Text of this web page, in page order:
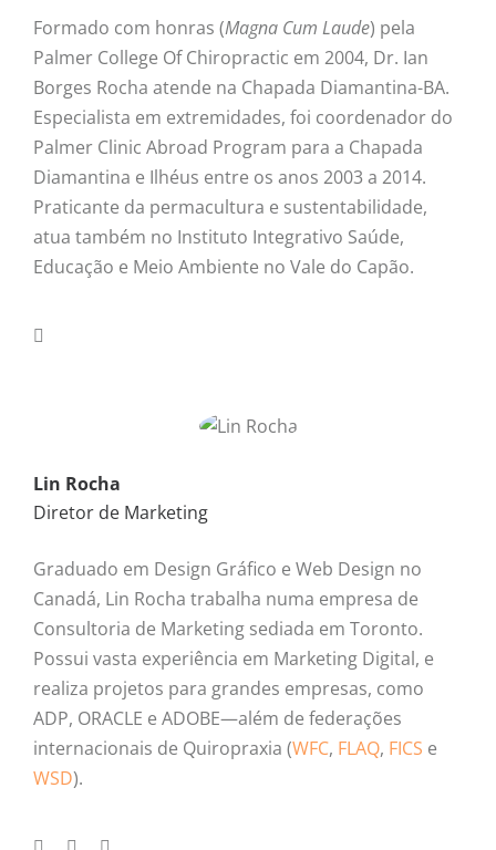
Formado com honras (Magna Cum Laude) pela
Palmer College Of Chiropractic em 2004, Dr. Ian
Borges Rocha atende na Chapada Diamantina-BA.
Especialista em extremidades, foi coordenador do
Palmer Clinic Abroad Program para a Chapada
Diamantina e Ilhéus entre os anos 2003 a 2014.
Praticante da permacultura e sustentabilidade,
atua também no Instituto Integrativo Saúde,
Educação e Meio Ambiente no Vale do Capão.
Lin Rocha
Diretor de Marketing
Graduado em Design Gráfico e Web Design no
Canadá, Lin Rocha trabalha numa empresa de
Consultoria de Marketing sediada em Toronto.
Possui vasta experiência em Marketing Digital, e
realiza projetos para grandes empresas, como
ADP, ORACLE e ADOBE—além de federações
internacionais de Quiropraxia (WFC, FLAQ, FICS e
WSD).